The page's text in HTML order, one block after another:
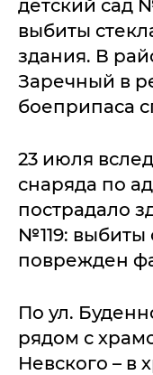
детский сад
выбиты
здания. В
Заречный в
боеприпаса
23 июля
снаряда по
пострадало
№119: выбиты
поврежден
По ул.
рядом с
Невского – в